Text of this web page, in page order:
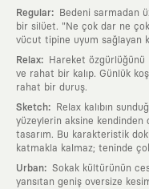
Regular:
Bedeni sarmadan
bir silüet. "Ne çok dar ne
vücut tipine uyum sağlayan
Relax:
Hareket
ve rahat bir kalıp. Günlük
rahat bir duruş.
Sketch:
Relax kalıbın
yüzeylerin aksine
tasarım. Bu karakteristik
katmakla kalmaz; teninde
Urban: Sokak kültürünün
yansıtan geniş oversize